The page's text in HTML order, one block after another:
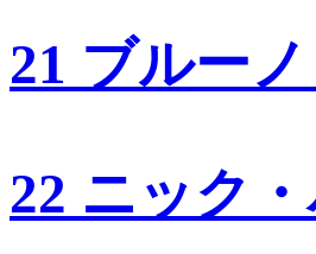
21 ブルー
22 ニック